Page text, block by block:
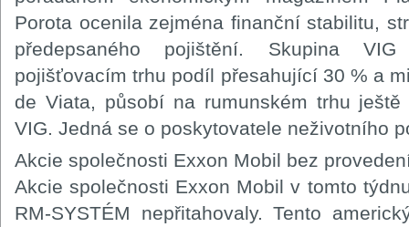
Porota ocenila zejména finanční stabilitu,
předepsaného pojištění. Skupina
pojišťovacím trhu podíl přesahující 30 % a
de Viata, působí na rumunském trhu
VIG. Jedná se o poskytovatele neživotního
Akcie společnosti Exxon Mobil bez
Akcie společnosti Exxon Mobil v tomto
RM-SYSTÉM nepřitahovaly. Tento